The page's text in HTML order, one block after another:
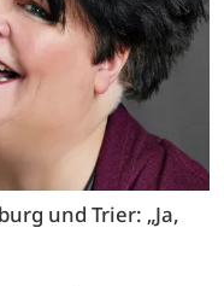
und Trier: „Ja,